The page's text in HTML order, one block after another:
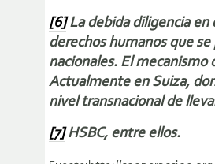
[6]La debida diligencia en
derechos humanos que
nacionales. El mecanismo
Actualmente en Suiza,
nivel transnacional de
[7]HSBC, entre ellos.